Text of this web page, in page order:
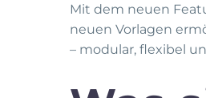
Mit dem neuen
neuen Vorlagen
– modular, flexibel